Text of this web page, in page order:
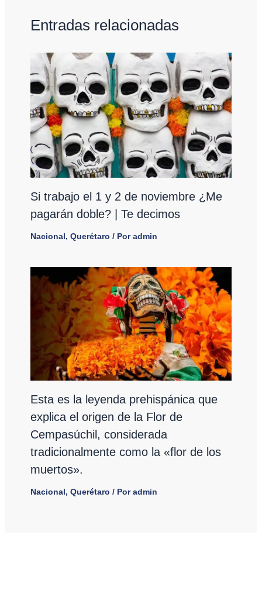
Entradas relacionadas
Si trabajo el 1 y 2 de noviembre ¿Me
pagarán doble? | Te decimos
Nacional, Querétaro / Poradmin
Esta es la leyenda prehispánica que
explica el origen de la Flor de
Cempasúchil, considerada
tradicionalmente como la «flor de los
muertos».
Nacional, Querétaro / Poradmin